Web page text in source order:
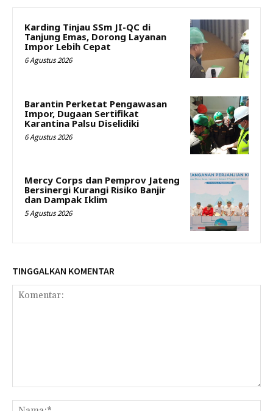
Karding Tinjau SSm JI-QC di
Tanjung Emas, Dorong Layanan
Impor Lebih Cepat
6 Agustus 2026
Barantin Perketat Pengawasan
Impor, Dugaan Sertifikat
Karantina Palsu Diselidiki
6 Agustus 2026
Mercy Corps dan Pemprov Jateng
Bersinergi Kurangi Risiko Banjir
dan Dampak Iklim
5 Agustus 2026
TINGGALKAN KOMENTAR